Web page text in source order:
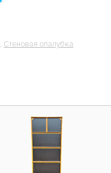
, Стеновая опалубка